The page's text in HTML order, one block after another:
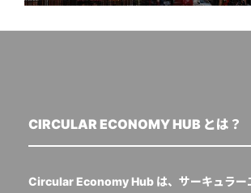
CIRCULAR ECONOMY HUB とは？
Circular Economy Hub は、サーキュラー